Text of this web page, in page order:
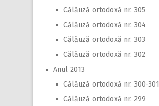
Călăuză ortodoxă nr. 305
Călăuză ortodoxă nr. 304
Călăuză ortodoxă nr. 303
Călăuză ortodoxă nr. 302
Anul 2013
Călăuză ortodoxă nr. 300-301
Călăuză ortodoxă nr. 299